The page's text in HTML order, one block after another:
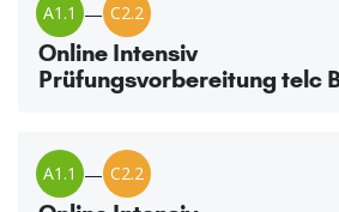
A1.1 — C2.2
Online Intensiv
Prüfungsvorbereitung telc
A1.1 — C2.2